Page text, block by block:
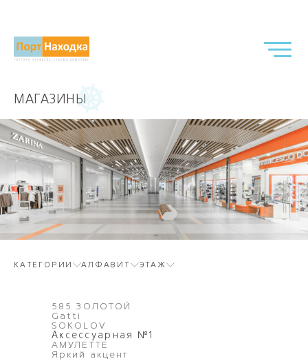
МАГАЗИНЫ
КАТЕГОРИИ АЛФАВИТ ЭТАЖ
585 ЗОЛОТОЙ
Gatti
SOKOLOV
Аксессуарная №1
АМУЛЕТТЕ
Яркий акцент